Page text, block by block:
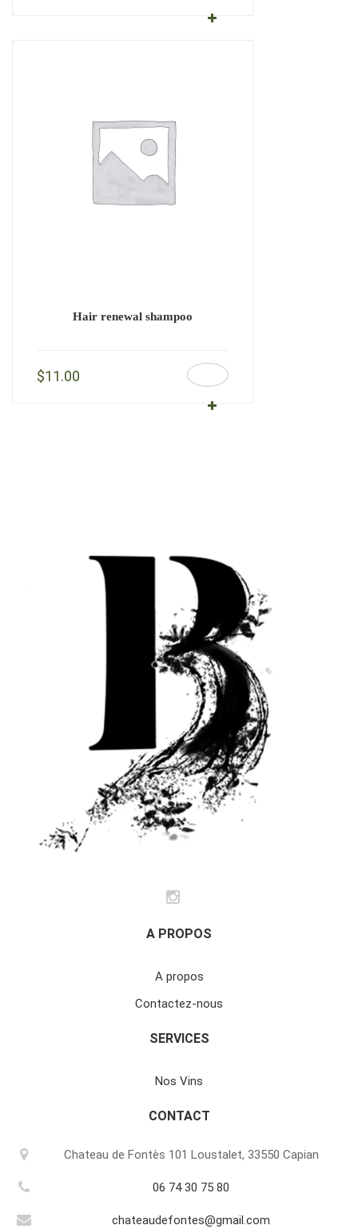
Hair renewal shampoo
$11.00
A PROPOS
A propos
Contactez-nous
SERVICES
Nos Vins
CONTACT
Chateau de Fontès 101 Loustalet, 33550 Capian
06 74 30 75 80
chateaudefontes@gmail.com